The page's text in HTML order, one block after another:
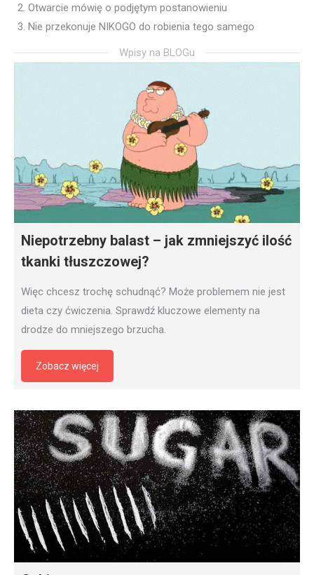
Otwarcie mówię o podjętym postanowieniu
Nie przekonuje NIKOGO do robienia tego samego
Wpisy na BLOGu
Niepotrzebny balast – jak zmniejszyć ilość
tkanki tłuszczowej?
Więc chcesz trochę schudnąć? Może problemem nie jest
dieta czy ćwiczenia. Sprawdź kluczowe elementy na
drodze do mniejszego brzucha.
Zobacz więcej